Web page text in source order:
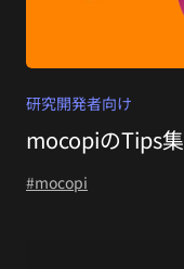
研究開発者向け
mocopiのTips集
#mocopi